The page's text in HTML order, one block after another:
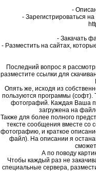
-
- Зарегистрироваться
- Закачать
- Разместить на сайтах,
Последний вопрос я
разместите ссылки для
Опять же, исходя из
пользуются программы (софт).
фотографий. Каждая Ваша
загружена на
Также для более полного
тексте сообщения вместе
фотографию, и краткое
файл). На описании я
А по поводу
Чтобы каждый раз не
специальные сервера,